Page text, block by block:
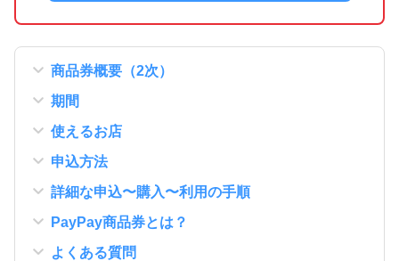
商品券概要（2次）
期間
使えるお店
申込方法
詳細な申込〜購入〜利用の手順
PayPay商品券とは？
よくある質問